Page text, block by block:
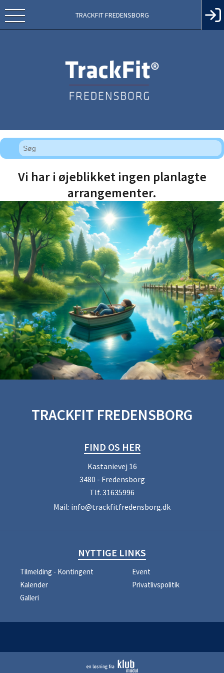
TRACKFIT FREDENSBORG
Vi har i øjeblikket ingen planlagte
arrangementer.
TRACKFIT FREDENSBORG
FIND OS HER
Kastanievej 16
3480 - Fredensborg
Tlf. 31635996
Mail: info@trackfitfredensborg.dk
NYTTIGE LINKS
Tilmelding - Kontingent
Event
Kalender
Privatlivspolitik
Galleri